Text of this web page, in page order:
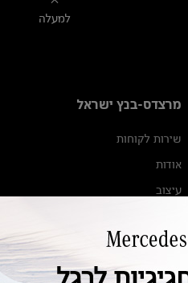
למעלה
מרצדס-בנץ ישראל
שירות לקוחות
אודות
עיצוב
מגזין מרצדס-בנץ
ספרי רכב מרצדס-בנץ